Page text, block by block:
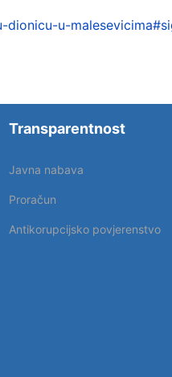
u-
Transparentnost
Javna nabava
Proračun
Antikorupcijsko povjerenstvo